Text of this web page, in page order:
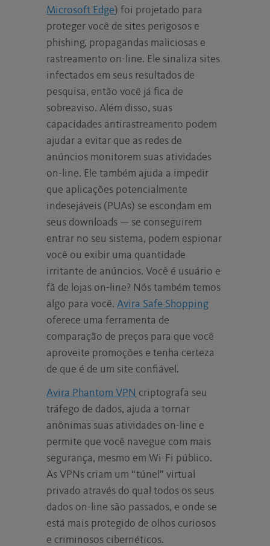
Microsoft Edge) foi projetado para
proteger você de sites perigosos e
phishing, propagandas maliciosas e
rastreamento on-line. Ele sinaliza sites
infectados em seus resultados de
pesquisa, então você já fica de
sobreaviso. Além disso, suas
capacidades antirastreamento podem
ajudar a evitar que as redes de
anúncios monitorem suas atividades
on-line. Ele também ajuda a impedir
que aplicações potencialmente
indesejáveis (PUAs) se escondam em
seus downloads — se conseguirem
entrar no seu sistema, podem espionar
você ou exibir uma quantidade
irritante de anúncios. Você é usuário e
fã de lojas on-line? Nós também temos
algo para você.Avira Safe Shopping
oferece uma ferramenta de
comparação de preços para que você
aproveite promoções e tenha certeza
de que é de um site confiável.
Avira Phantom VPN criptografa seu
tráfego de dados, ajuda a tornar
anônimas suas atividades on-line e
permite que você navegue com mais
segurança, mesmo em Wi-Fi público.
As VPNs criam um “túnel” virtual
privado através do qual todos os seus
dados on-line são passados, e onde se
está mais protegido de olhos curiosos
e criminosos cibernéticos.